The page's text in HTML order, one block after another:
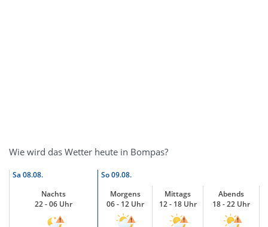
Wie wird das Wetter heute in Bompas?
Sa 08.08. So09.08.
Nachts
22 - 06 Uhr
Morgens
06 - 12 Uhr
Mittags
12 - 18 Uhr
Abends
18 - 22 Uhr